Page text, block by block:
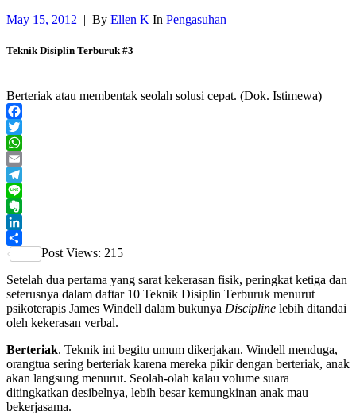
May 15, 2012 | By Ellen K In Pengasuhan
Teknik Disiplin Terburuk #3
Berteriak atau membentak seolah solusi cepat. (Dok. Istimewa)
Facebook
Twitter
WhatsApp
Email
Telegram
Line
Evernote
LinkedIn
Share
Post Views: 215
Setelah dua pertama yang sarat kekerasan fisik, peringkat ketiga dan
seterusnya dalam daftar 10 Teknik Disiplin Terburuk menurut
psikoterapis James Windell dalam bukunya Discipline lebih ditandai
oleh kekerasan verbal.
Berteriak. Teknik ini begitu umum dikerjakan. Windell menduga,
orangtua sering berteriak karena mereka pikir dengan berteriak, anak
akan langsung menurut. Seolah-olah kalau volume suara
ditingkatkan desibelnya, lebih besar kemungkinan anak mau
bekerjasama.